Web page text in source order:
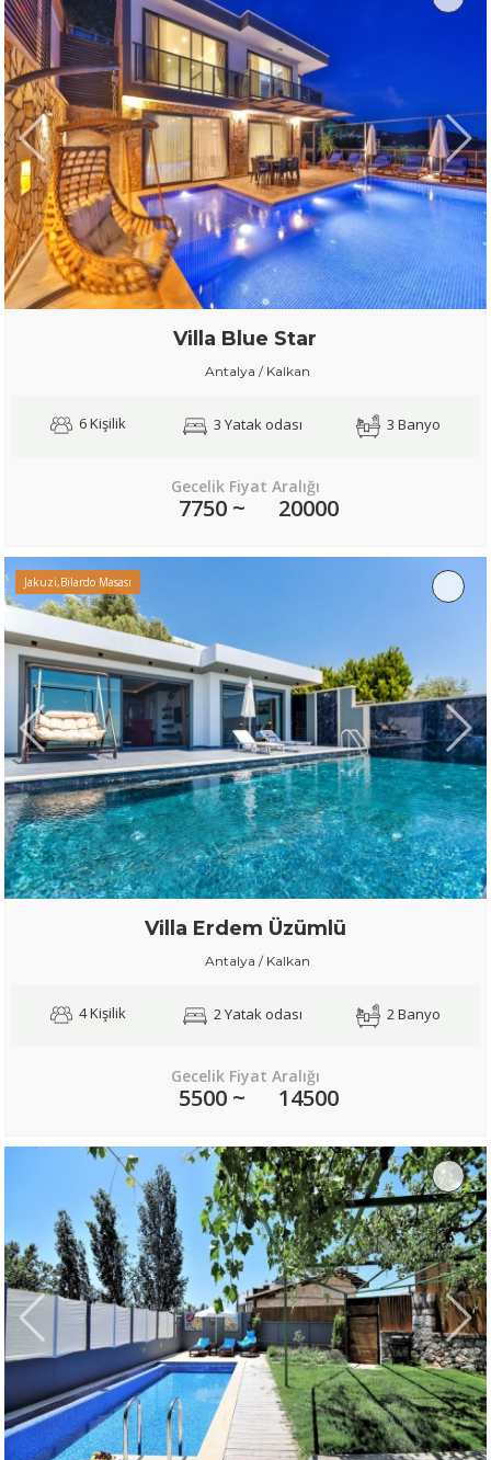
Villa Blue Star
Antalya / Kalkan
6 Kişilik 3 Yatak odası 3 Banyo
Gecelik Fiyat Aralığı
7750 ~ 20000
Jakuzi,Bilardo Masası
Villa Erdem Üzümlü
Antalya / Kalkan
4 Kişilik 2 Yatak odası 2 Banyo
Gecelik Fiyat Aralığı
5500 ~ 14500